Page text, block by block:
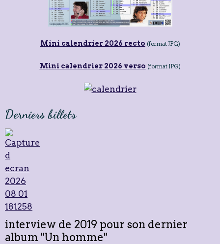
Mini calendrier 2026 recto (format JPG)
Mini calendrier 2026 verso (format JPG)
Derniers billets
interview de 2019 pour son dernier
album "Un homme"